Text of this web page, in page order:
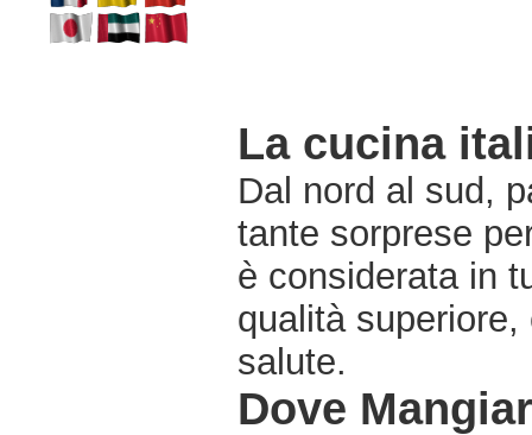
La cucina
Dal nord al sud,
tante sorprese
è considerata in
qualità
salute.
Dove